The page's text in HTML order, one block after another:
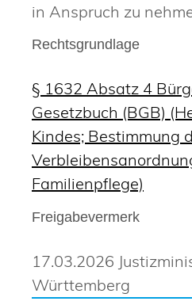
in Anspruch zu
Rechtsgrundlage
§ 1632 Absatz 4
Gesetzbuch (BGB)
Kindes; Bestimmung
Familienpflege)
Freigabevermerk
17.03.2026
Württemberg